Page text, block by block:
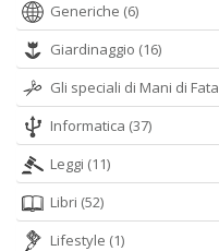
Generiche (6)
Giardinaggio (16)
Gli speciali di Mani di Fata
Informatica (37)
Leggi (11)
Libri (52)
Lifestyle (1)